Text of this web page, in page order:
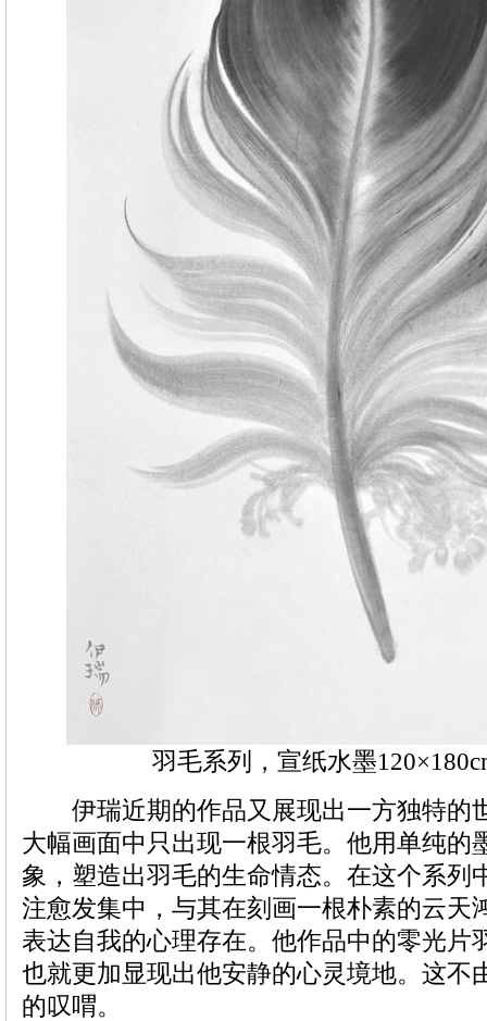
羽毛系列，宣纸水墨
伊瑞近期的作品又展现出一方独特的
大幅画面中只出现一根羽毛。他用单纯的
象，塑造出羽毛的生命情态。在这个系列
注愈发集中，与其在刻画一根朴素的云天
表达自我的心理存在。他作品中的零光片
也就更加显现出他安静的心灵境地。这不
的叹喟。